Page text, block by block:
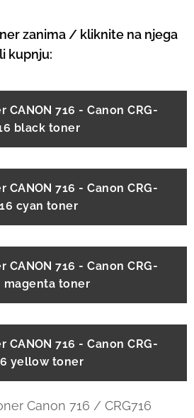
zanima / kliknite na njega
kupnju:
CANON 716 - Canon CRG-
black toner
CANON 716 - Canon CRG-
cyan toner
CANON 716 - Canon CRG-
magenta toner
CANON 716 - Canon CRG-
yellow toner
Canon 716 / CRG716